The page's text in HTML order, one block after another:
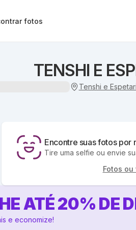
fotos
TENSHI E
Tenshi e
Encontre suas fotos
Tire uma selfie ou envie
Fotos
ATÉ20% DE
e economize!